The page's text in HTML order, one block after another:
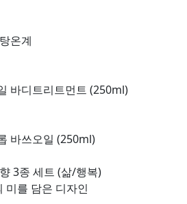
온계
바디트리트먼트 (250ml)
바쓰오일 (250ml)
3종 세트 (삶/행복)
미를 담은 디자인